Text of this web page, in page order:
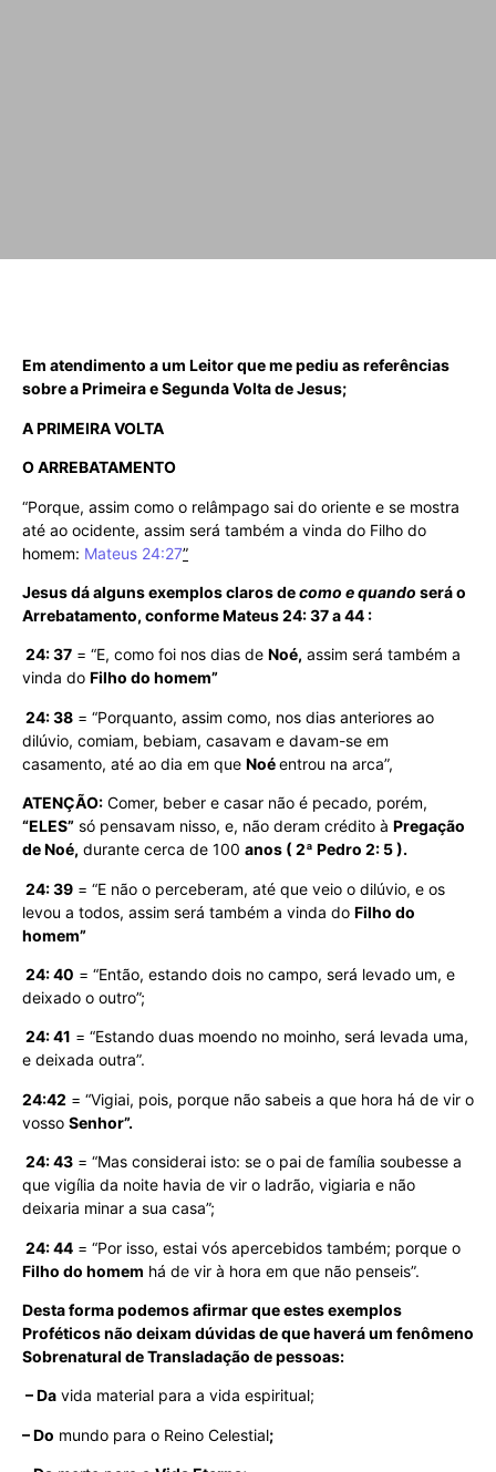
Em atendimento a um Leitor que me pediu as referências
sobre a Primeira e Segunda Volta de Jesus;
A PRIMEIRA VOLTA
O ARREBATAMENTO
“Porque, assim como o relâmpago sai do oriente e se mostra
até ao ocidente, assim será também a vinda do Filho do
homem: Mateus 24:27”
Jesus dá alguns exemplos claros decomo e quando será o
Arrebatamento, conforme Mateus 24: 37 a 44 :
24: 37 = “E, como foi nos dias de Noé, assim será também a
vinda do Filho do homem”
24: 38 = “Porquanto, assim como, nos dias anteriores ao
dilúvio, comiam, bebiam, casavam e davam-se em
casamento, até ao dia em que Noéentrou na arca”,
ATENÇÃO: Comer, beber e casar não é pecado, porém,
“ELES” só pensavam nisso, e, não deram crédito à Pregação
de Noé, durante cerca de 100 anos ( 2ª Pedro 2: 5 ).
24: 39 = “E não o perceberam, até que veio o dilúvio, e os
levou a todos, assim será também a vinda do Filho do
homem”
24: 40 = “Então, estando dois no campo, será levado um, e
deixado o outro”;
24: 41 = “Estando duas moendo no moinho, será levada uma,
e deixada outra”.
24:42 = “Vigiai, pois, porque não sabeis a que hora há de vir o
vosso Senhor”.
24: 43 = “Mas considerai isto: se o pai de família soubesse a
que vigília da noite havia de vir o ladrão, vigiaria e não
deixaria minar a sua casa”;
24: 44 = “Por isso, estai vós apercebidos também; porque o
Filho do homem há de vir à hora em que não penseis”.
Desta forma podemos afirmar que estes exemplos
Proféticos não deixam dúvidas de que haverá um fenômeno
Sobrenatural de Transladação de pessoas:
– Da vida material para a vida espiritual;
– Do mundo para o Reino Celestial;